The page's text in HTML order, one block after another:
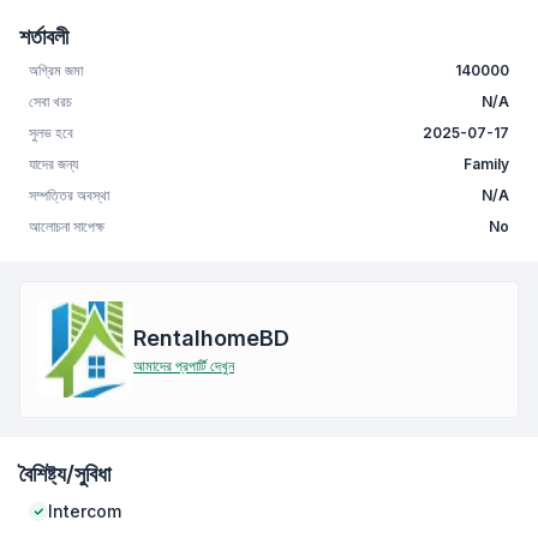
শর্তাবলী
অগ্রিম জমা
140000
সেবা খরচ
N/A
সুলভ হবে
2025-07-17
যাদের জন্য
Family
সম্পত্তির অবস্থা
N/A
আলোচনা সাপেক্ষ
No
RentalhomeBD
আমাদের প্রপার্টি দেখুন
বৈশিষ্ট্য/সুবিধা
Intercom